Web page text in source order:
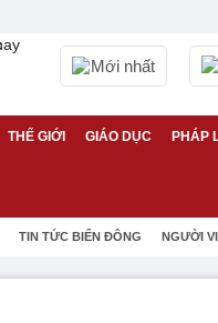
Mới nhất
THẾ GIỚI GIÁO DỤC PHÁP
TIN TỨC BIỂN ĐÔNG NGƯỜI